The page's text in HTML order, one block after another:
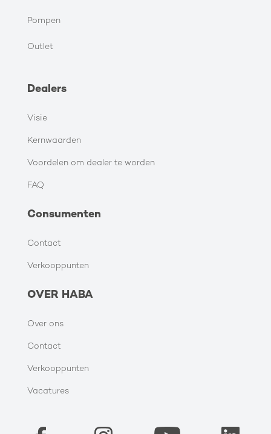
Pompen
Outlet
Dealers
Visie
Kernwaarden
Voordelen om dealer te worden
FAQ
Consumenten
Contact
Verkooppunten
OVER HABA
Over ons
Contact
Verkooppunten
Vacatures